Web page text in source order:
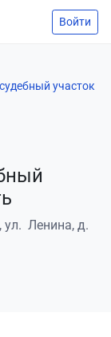
Войти
участок
ул. Ленина, д.